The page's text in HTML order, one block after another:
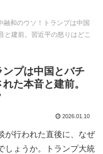
融和のウソ！トランプは中国
と建前。習近平の怒りはどこ
プは中国とバチ
た本音と建前。
2026.01.10
が行われた直後に、なぜ
しょうか。トランプ大統